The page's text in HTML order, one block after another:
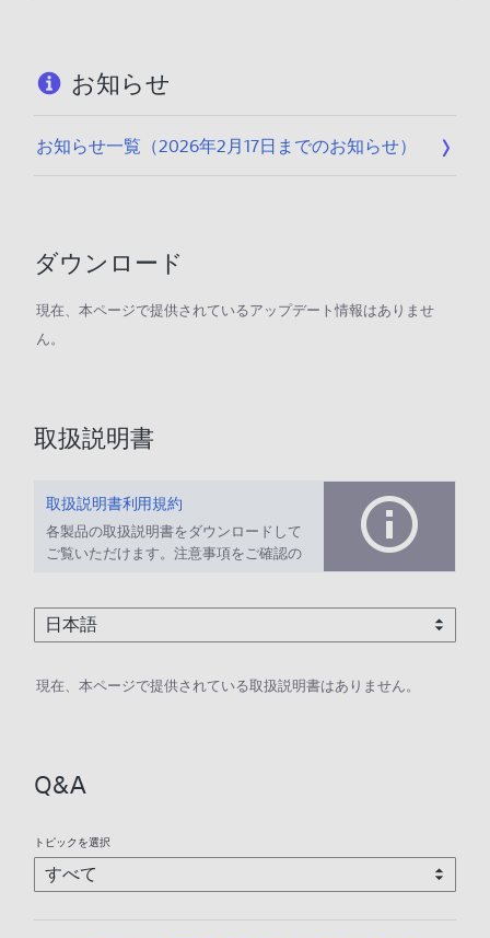
お知らせ
お知らせ一覧（2026年2月17日までのお知らせ）
ダウンロード
現在、本ページで提供されているアップデート情報はありませ
ん。
取扱説明書
取扱説明書利用規約
各製品の取扱説明書をダウンロードして
ご覧いただけます。注意事項をご確認の
現在、本ページで提供されている取扱説明書はありません。
Q&A
トピックを選択